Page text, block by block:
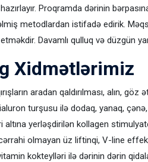
Proqramda dərinin
metodlardan istifadə edirik.
Davamlı qulluq və düzgün
Xidmətlərimiz
aradan qaldırılması, alın, göz
turşusu ilə dodaq, yanaq,
altına yerləşdirilən kollagen
olmayan üz liftinqi, V-line
kokteylləri ilə dərinin dərin